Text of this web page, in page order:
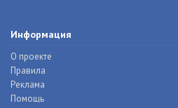
Информация
О проекте
Правила
Реклама
Помощь